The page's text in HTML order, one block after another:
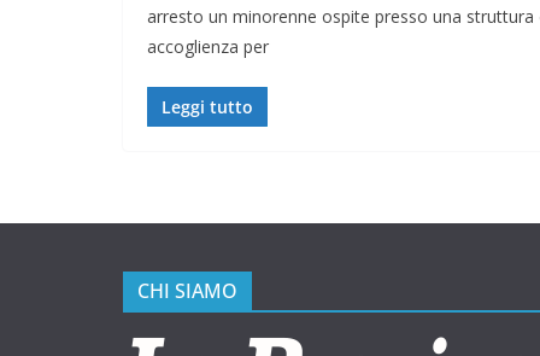
arresto un minorenne ospite presso una struttura
accoglienza per
Leggi tutto
CHI SIAMO